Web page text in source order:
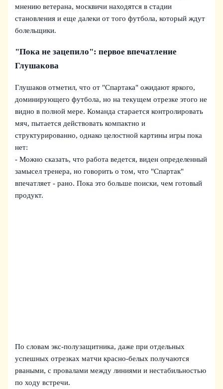
мнению ветерана, москвичи находятся в стадии
становления и еще далеки от того футбола, который ждут
болельщики.
"Пока не зацепило": первое впечатление
Глушакова
Глушаков отметил, что от "Спартака" ожидают яркого,
доминирующего футбола, но на текущем отрезке этого не
видно в полной мере. Команда старается контролировать
мяч, пытается действовать компактно и
структурированно, однако целостной картины игры пока
нет:
- Можно сказать, что работа ведется, виден определенный
замысел тренера, но говорить о том, что "Спартак"
впечатляет - рано. Пока это больше поиски, чем готовый
продукт.
По словам экс-полузащитника, даже при отдельных
успешных отрезках матчи красно-белых получаются
рваными, с провалами между линиями и нестабильностью
по ходу встречи.